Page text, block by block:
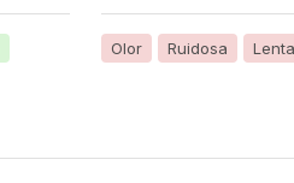
Olor Ruidosa Lenta